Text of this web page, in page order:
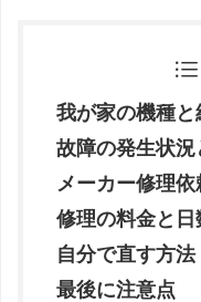
我が家の機種
故障の発生状況
メーカー修理
修理の料金と日
自分で直す方法
最後に注意点